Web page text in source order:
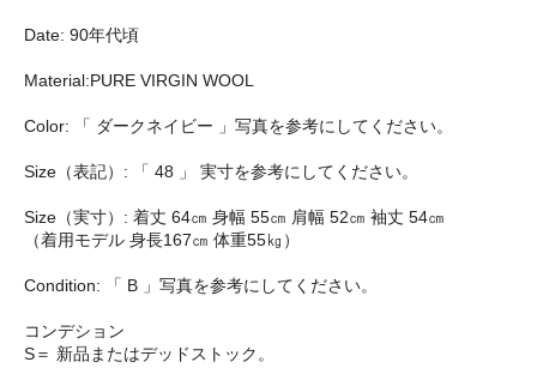
Date: 90年代頃
Material:PURE VIRGIN WOOL
Color: 「 ダークネイビー 」写真を参考にしてください。
Size（表記）: 「 48 」 実寸を参考にしてください。
Size（実寸）: 着丈 64㎝ 身幅 55㎝ 肩幅 52㎝ 袖丈 54㎝
（着用モデル 身長167㎝ 体重55㎏）
Condition: 「 B 」写真を参考にしてください。
コンデション
S＝ 新品またはデッドストック。